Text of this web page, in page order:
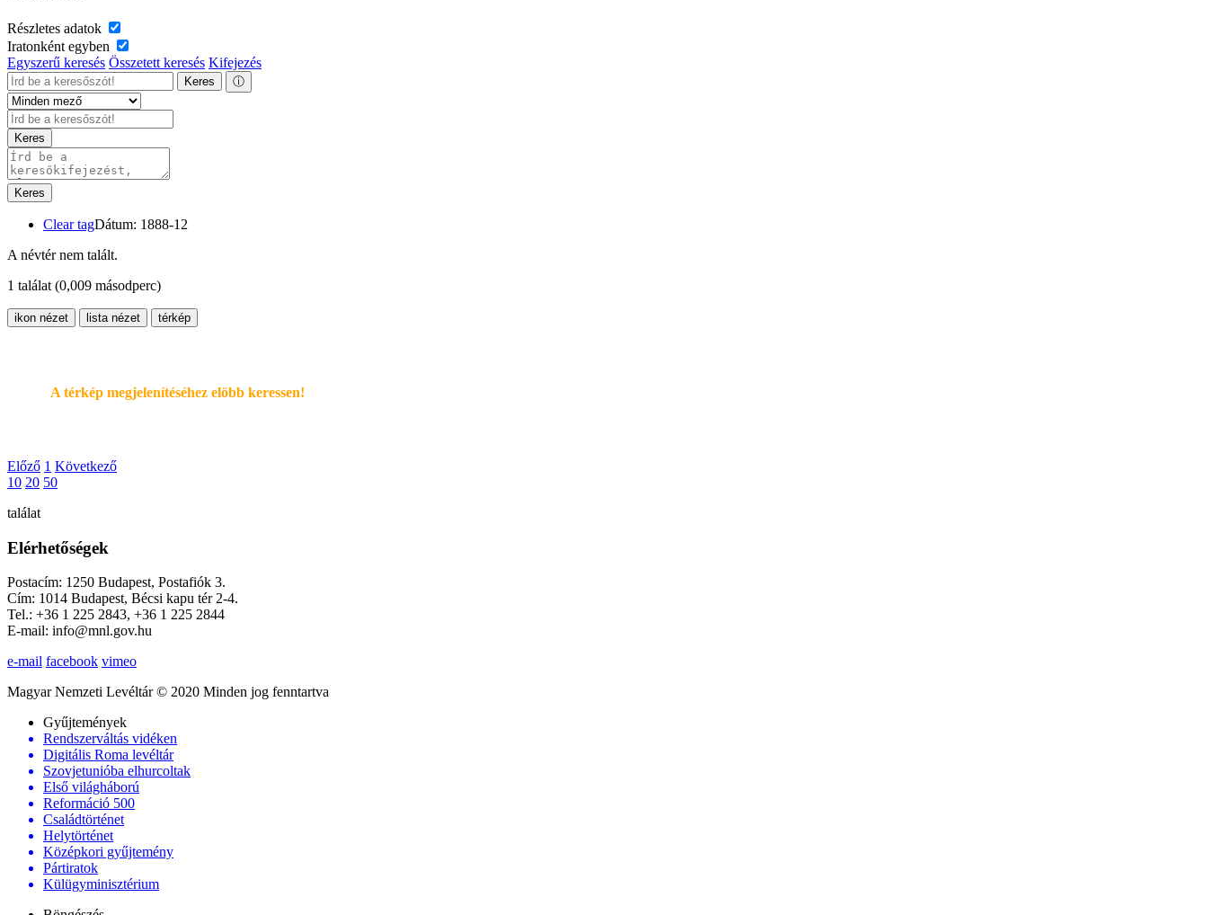
Részletes adatok
Iratonként egyben
Egyszerű keresés Összetett keresés Kifejezés
Keres ⓘ
Keres
Keres
Clear tagDátum: 1888-12
A névtér nem talált.
1 találat (0,009 másodperc)
ikon nézet lista nézet térkép
A térkép megjelenítéséhez elöbb keressen!
Előző 1 Következő
10 20 50
találat
Elérhetőségek
Postacím: 1250 Budapest, Postafiók 3.
Cím: 1014 Budapest, Bécsi kapu tér 2-4.
Tel.: +36 1 225 2843, +36 1 225 2844
E-mail: info@mnl.gov.hu
e-mail facebook vimeo
Magyar Nemzeti Levéltár © 2020 Minden jog fenntartva
Gyűjtemények
Rendszerváltás vidéken
Digitális Roma levéltár
Szovjetunióba elhurcoltak
Első világháború
Reformáció 500
Családtörténet
Helytörténet
Középkori gyűjtemény
Pártiratok
Külügyminisztérium